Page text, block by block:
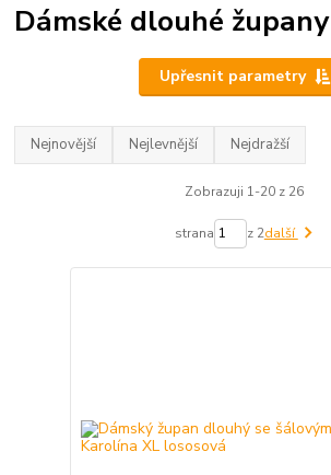
Dámské dlouhé župany
Upřesnit parametry
Nejnovější Nejlevnější Nejdražší
Zobrazuji 1-20 z 26
strana z 2další